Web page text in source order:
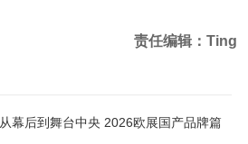
责任编辑：Ting
从幕后到舞台中央 2026欧展国产品牌篇